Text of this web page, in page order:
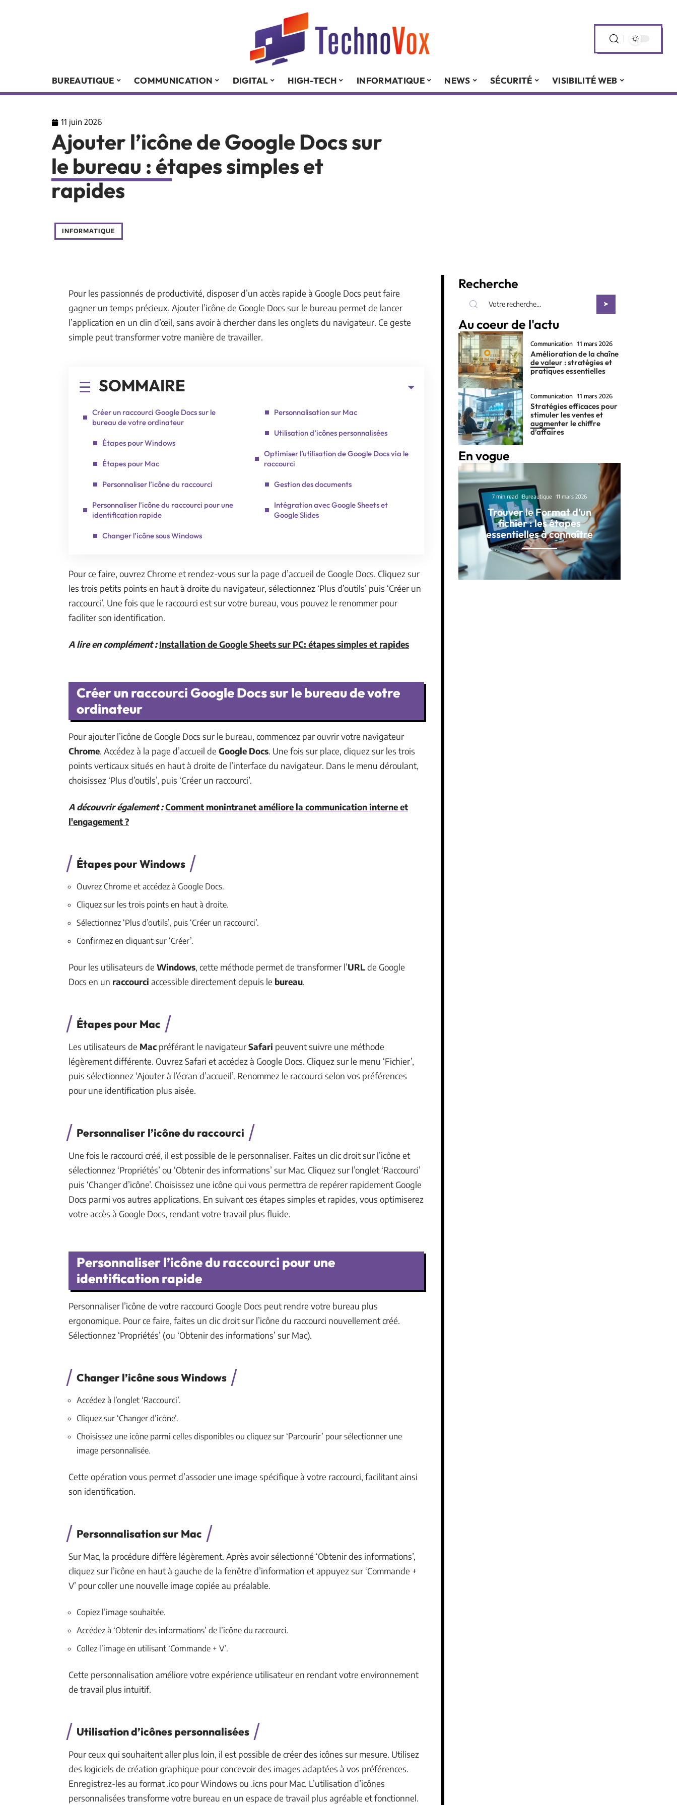
BUREAUTIQUE COMMUNICATION DIGITAL HIGH-TECH INFORMATIQUE NEWS SÉCURITÉ VISIBILITÉ WEB
11 juin 2026
Ajouter l’icône de Google Docs sur
le bureau : étapes simples et
rapides
INFORMATIQUE
Pour les passionnés de productivité, disposer d’un accès rapide à Google Docs peut faire
gagner un temps précieux. Ajouter l’icône de Google Docs sur le bureau permet de lancer
l’application en un clin d’œil, sans avoir à chercher dans les onglets du navigateur. Ce geste
simple peut transformer votre manière de travailler.
SOMMAIRE
Créer un raccourci Google Docs sur le
bureau de votre ordinateur
Étapes pour Windows
Étapes pour Mac
Personnaliser l’icône du raccourci
Personnaliser l’icône du raccourci pour une
identification rapide
Changer l’icône sous Windows
Personnalisation sur Mac
Utilisation d’icônes personnalisées
Optimiser l’utilisation de Google Docs via le
raccourci
Gestion des documents
Intégration avec Google Sheets et
Google Slides
Pour ce faire, ouvrez Chrome et rendez-vous sur la page d’accueil de Google Docs. Cliquez sur
les trois petits points en haut à droite du navigateur, sélectionnez ‘Plus d’outils’ puis ‘Créer un
raccourci’. Une fois que le raccourci est sur votre bureau, vous pouvez le renommer pour
faciliter son identification.
A lire en complément : Installation de Google Sheets sur PC: étapes simples et rapides
Créer un raccourci Google Docs sur le bureau de votre
ordinateur
Pour ajouter l’icône de Google Docs sur le bureau, commencez par ouvrir votre navigateur
Chrome. Accédez à la page d’accueil de Google Docs. Une fois sur place, cliquez sur les trois
points verticaux situés en haut à droite de l’interface du navigateur. Dans le menu déroulant,
choisissez ‘Plus d’outils’, puis ‘Créer un raccourci’.
A découvrir également :Comment monintranet améliore la communication interne et
l'engagement ?
Étapes pour Windows
Ouvrez Chrome et accédez à Google Docs.
Cliquez sur les trois points en haut à droite.
Sélectionnez ‘Plus d’outils’, puis ‘Créer un raccourci’.
Confirmez en cliquant sur ‘Créer’.
Pour les utilisateurs de Windows, cette méthode permet de transformer l’URLde Google
Docs en un raccourci accessible directement depuis le bureau.
Étapes pour Mac
Les utilisateurs de Mac préférant le navigateurSafari peuvent suivre une méthode
légèrement différente. Ouvrez Safari et accédez à Google Docs. Cliquez sur le menu ‘Fichier’,
puis sélectionnez ‘Ajouter à l’écran d’accueil’. Renommez le raccourci selon vos préférences
pour une identification plus aisée.
Personnaliser l’icône du raccourci
Une fois le raccourci créé, il est possible de le personnaliser. Faites un clic droit sur l’icône et
sélectionnez ‘Propriétés’ ou ‘Obtenir des informations’ sur Mac. Cliquez sur l’onglet ‘Raccourci’
puis ‘Changer d’icône’. Choisissez une icône qui vous permettra de repérer rapidement Google
Docs parmi vos autres applications. En suivant ces étapes simples et rapides, vous optimiserez
votre accès à Google Docs, rendant votre travail plus fluide.
Personnaliser l’icône du raccourci pour une
identification rapide
Personnaliser l’icône de votre raccourci Google Docs peut rendre votre bureau plus
ergonomique. Pour ce faire, faites un clic droit sur l’icône du raccourci nouvellement créé.
Sélectionnez ‘Propriétés’ (ou ‘Obtenir des informations’ sur Mac).
Changer l’icône sous Windows
Accédez à l’onglet ‘Raccourci’.
Cliquez sur ‘Changer d’icône’.
Choisissez une icône parmi celles disponibles ou cliquez sur ‘Parcourir’ pour sélectionner une
image personnalisée.
Cette opération vous permet d’associer une image spécifique à votre raccourci, facilitant ainsi
son identification.
Personnalisation sur Mac
Sur Mac, la procédure diffère légèrement. Après avoir sélectionné ‘Obtenir des informations’,
cliquez sur l’icône en haut à gauche de la fenêtre d’information et appuyez sur ‘Commande +
V’ pour coller une nouvelle image copiée au préalable.
Copiez l’image souhaitée.
Accédez à ‘Obtenir des informations’ de l’icône du raccourci.
Collez l’image en utilisant ‘Commande + V’.
Cette personnalisation améliore votre expérience utilisateur en rendant votre environnement
de travail plus intuitif.
Utilisation d’icônes personnalisées
Pour ceux qui souhaitent aller plus loin, il est possible de créer des icônes sur mesure. Utilisez
des logiciels de création graphique pour concevoir des images adaptées à vos préférences.
Enregistrez-les au format .ico pour Windows ou .icns pour Mac. L’utilisation d’icônes
personnalisées transforme votre bureau en un espace de travail plus agréable et fonctionnel.
Recherche
Au coeur de l'actu
Communication 11 mars 2026
Amélioration de la chaîne
de valeur : stratégies et
pratiques essentielles
Communication 11 mars 2026
Stratégies efficaces pour
stimuler les ventes et
augmenter le chiffre
d’affaires
En vogue
7 min read Bureautique 11 mars 2026
Trouver le Format d’un
fichier : les étapes
essentielles à connaître